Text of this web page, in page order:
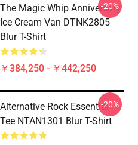
The Magic Whip Anniversary
Ice Cream Van DTNK2805
Blur T-Shirt
￥384,250 - ￥442,250
-20%
Alternative Rock Essential
Tee NTAN1301 Blur T-Shirt
-20%